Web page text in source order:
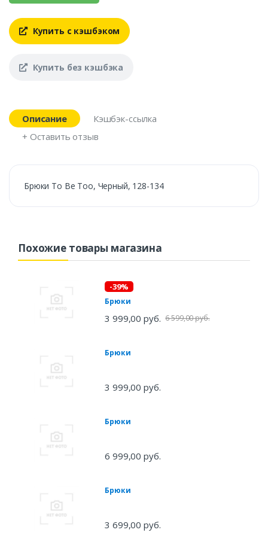
Купить с кэшбэком
Купить без кэшбэка
Описание
Кэшбэк-ссылка
+ Оставить отзыв
Брюки To Be Too, Черный, 128-134
Похожие товары магазина
-39%
Брюки
3 999,00 руб. 6 599,00 руб.
Брюки
3 999,00 руб.
Брюки
6 999,00 руб.
Брюки
3 699,00 руб.